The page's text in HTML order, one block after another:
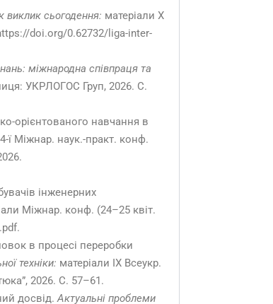
виклик сьогодення: матеріали X
doi.org/0.62732/liga-inter-
міжнародна співпраця та
УКРЛОГОС Груп, 2026. С.
орієнтованого навчання в
ї Міжнар. наук.-практ. конф.
інженерних
Міжнар. конф. (24–25 квіт.
в процесі переробки
техніки: матеріали IХ Всеукр.
2026. С. 57–61.
досвід.Актуальні проблеми